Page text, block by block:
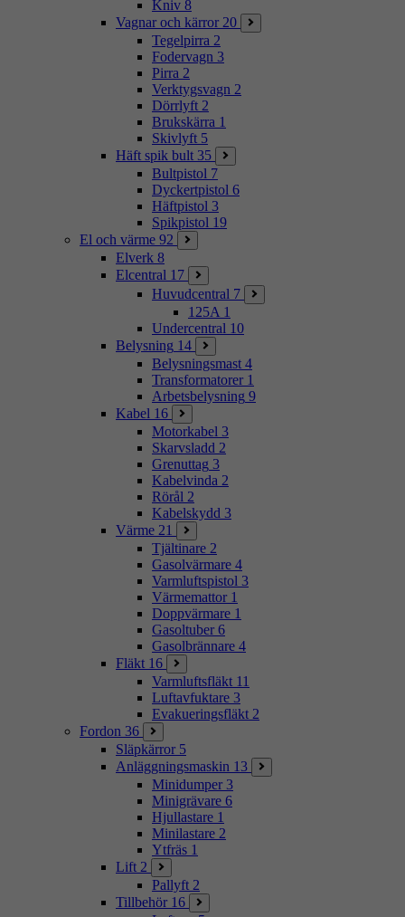
Kniv 8
Vagnar och kärror 20
Tegelpirra 2
Fodervagn 3
Pirra 2
Verktygsvagn 2
Dörrlyft 2
Brukskärra 1
Skivlyft 5
Häft spik bult 35
Bultpistol 7
Dyckertpistol 6
Häftpistol 3
Spikpistol 19
El och värme 92
Elverk 8
Elcentral 17
Huvudcentral 7
125A 1
Undercentral 10
Belysning 14
Belysningsmast 4
Transformatorer 1
Arbetsbelysning 9
Kabel 16
Motorkabel 3
Skarvsladd 2
Grenuttag 3
Kabelvinda 2
Rörål 2
Kabelskydd 3
Värme 21
Tjältinare 2
Gasolvärmare 4
Varmluftspistol 3
Värmemattor 1
Doppvärmare 1
Gasoltuber 6
Gasolbrännare 4
Fläkt 16
Varmluftsfläkt 11
Luftavfuktare 3
Evakueringsfläkt 2
Fordon 36
Släpkärror 5
Anläggningsmaskin 13
Minidumper 3
Minigrävare 6
Hjullastare 1
Minilastare 2
Ytfräs 1
Lift 2
Pallyft 2
Tillbehör 16